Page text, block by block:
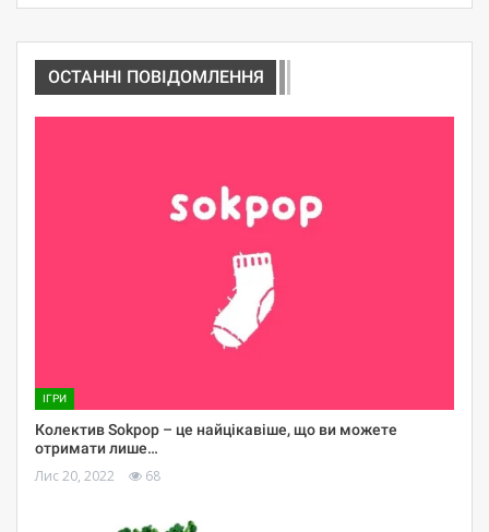
ОСТАННІ ПОВІДОМЛЕННЯ
ІГРИ
Колектив Sokpop – це найцікавіше, що ви можете
отримати лише…
Лис 20, 2022 68